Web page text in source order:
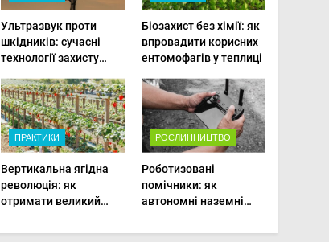
Ультразвук проти
шкідників: сучасні
технології захисту
господарствах
Біозахист без хімії: як
впровадити корисних
ентомофагів у теплиці
ПРАКТИКИ
Вертикальна ягідна
революція: як
отримати великий
мінімальній площі
РОСЛИННИЦТВО
Роботизовані
помічники: як
автономні наземні
догляд за органічними